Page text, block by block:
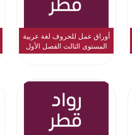
أوراق عمل للحروف لغة عربية
المستوى الثالث الفصل الأول